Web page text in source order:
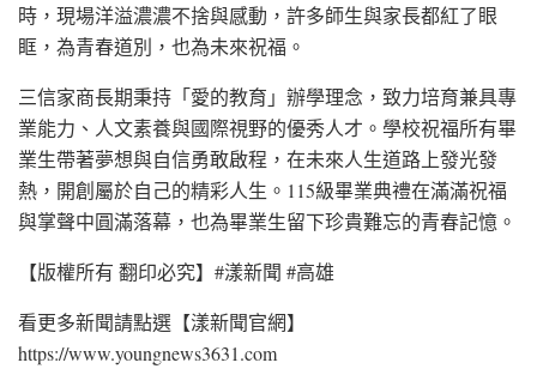
時，現場洋溢濃濃不捨與感動，許多師生與家長都紅了眼
眶，為青春道別，也為未來祝福。
三信家商長期秉持「愛的教育」辦學理念，致力培育兼具專
業能力、人文素養與國際視野的優秀人才。學校祝福所有畢
業生帶著夢想與自信勇敢啟程，在未來人生道路上發光發
熱，開創屬於自己的精彩人生。115級畢業典禮在滿滿祝福
與掌聲中圓滿落幕，也為畢業生留下珍貴難忘的青春記憶。
【版權所有 翻印必究】#漾新聞 #高雄
看更多新聞請點選【漾新聞官網】
https://www.youngnews3631.com⁠